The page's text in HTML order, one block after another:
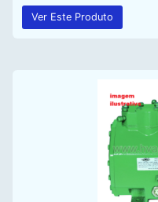
Ver Este Produto